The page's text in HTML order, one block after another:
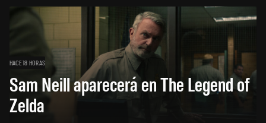
HACE 18 HORAS
Sam Neill aparecerá en The Legend of
Zelda